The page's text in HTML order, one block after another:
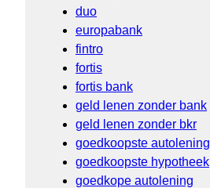
duo
europabank
fintro
fortis
fortis bank
geld lenen zonder bank
geld lenen zonder bkr
goedkoopste autolening
goedkoopste hypotheek
goedkope autolening